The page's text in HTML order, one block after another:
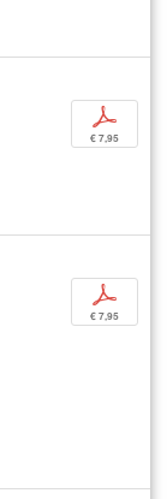
p
€ 7,95
p
€ 7,95